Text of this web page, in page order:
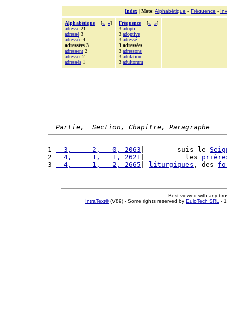
Index | Mots: Alphabétique - Fréquence -
Alphabétique [« »]
adresse 21
adressé 3
adressée 4
adressées 3
adressent 2
adresser2
adressés 1
Fréquence [« »]
3 adoptif
3 adoptive
3 adressé
3 adressées
3 adressons
3 adulation
3 adultorum
Partie,  Section, Chapitre, Paragraphe
1
  3,     2,   0, 2063
|        suis le
2
  4,     1,   1, 2621
|          les
3
  4,     1,   2, 2665
liturgiques , des
Best viewed with any
IntraText®(V89) - Some rights reserved by EuloTech SRL -